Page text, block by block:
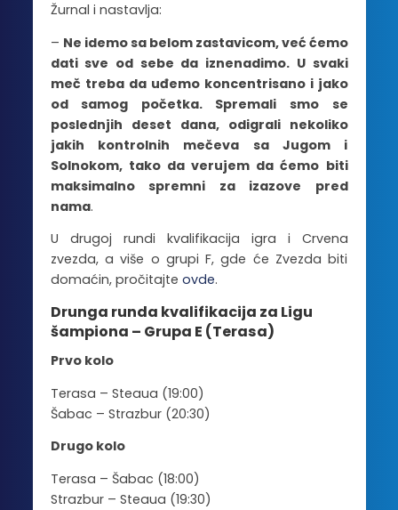
Žurnal i nastavlja:
– Ne idemo sa belom zastavicom, već ćemo
dati sve od sebe da iznenadimo. U svaki
meč treba da uđemo koncentrisano i jako
od samog početka. Spremali smo se
poslednjih deset dana, odigrali nekoliko
jakih kontrolnih mečeva sa Jugom i
Solnokom, tako da verujem da ćemo biti
maksimalno spremni za izazove pred
nama.
U drugoj rundi kvalifikacija igra i Crvena
zvezda, a više o grupi F, gde će Zvezda biti
domaćin, pročitajte ovde.
Drunga runda kvalifikacija za Ligu
šampiona – Grupa E (Terasa)
Prvo kolo
Terasa – Steaua (19:00)
Šabac – Strazbur (20:30)
Drugo kolo
Terasa – Šabac (18:00)
Strazbur – Steaua (19:30)